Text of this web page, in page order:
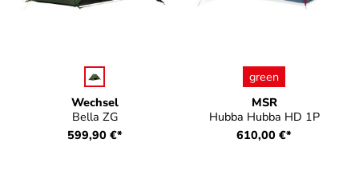
Wechsel
Bella ZG
Farbe
599,90 €*
MSR
Hubba Hubba HD 1P
auswählen
green
610,00 €*